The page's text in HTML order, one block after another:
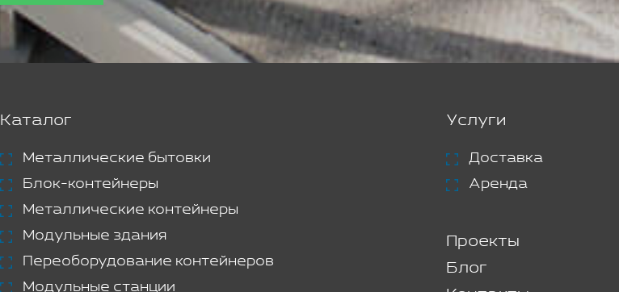
Каталог
Металлические бытовки
Блок-контейнеры
Металлические контейнеры
Модульные здания
Переоборудование контейнеров
Модульные станции
Услуги
Доставка
Аренда
Проекты
Блог